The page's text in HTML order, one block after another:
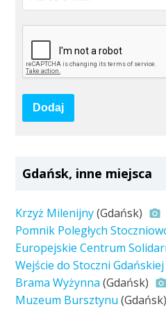
Dodaj
Gdańsk, inne miejsca
Krzyż Milenijny(Gdańsk)
Pomnik Poległych
Europejskie Centrum
Wejście do Stoczni Gdańskiej
Brama Wyżynna (Gdańsk)
Muzeum Bursztynu (Gdańsk)